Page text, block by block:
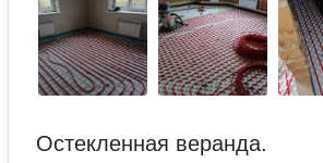
Остекленная веранда.